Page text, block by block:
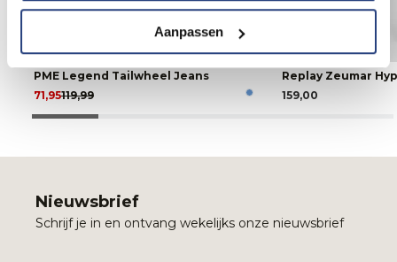
Aanpassen
40% korting
PME Legend Tailwheel Jeans
119,99
71,95
Replay Zeumar
159,00
Nieuwsbrief
Schrijf je in en ontvang wekelijks onze nieuwsbrief